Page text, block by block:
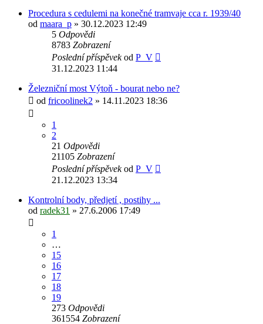
Procedura s cedulemi na konečné tramvaje cca r. 1939/40
od maara_p » 30.12.2023 12:49
5 Odpovědi
8783 Zobrazení
Poslední příspěvekod P_V
31.12.2023 11:44
Železniční most Výtoň - bourat nebo ne?
od fricoolinek2 » 14.11.2023 18:36
1
2
21 Odpovědi
21105 Zobrazení
Poslední příspěvekod P_V
21.12.2023 13:34
Kontrolní body, předjetí , postihy ...
od radek31 » 27.6.2006 17:49
1
…
15
16
17
18
19
273 Odpovědi
361554 Zobrazení